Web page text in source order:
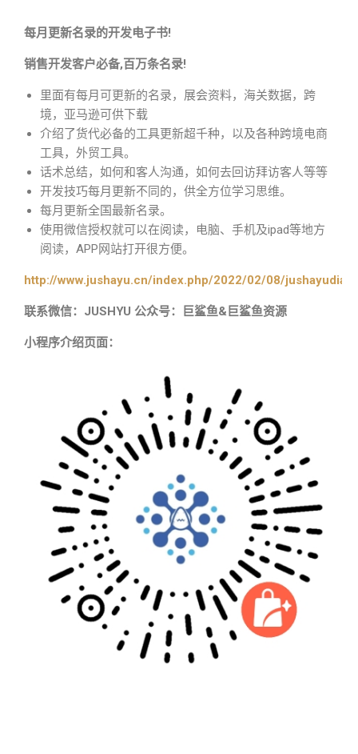
每月更新名录的开发电子书!
销售开发客户必备,百万条名录!
里面有每月可更新的名录，展会资料，海关数据，跨
境，亚马逊可供下载
介绍了货代必备的工具更新超千种，以及各种跨境电商
工具，外贸工具。
话术总结，如何和客人沟通，如何去回访拜访客人等等
开发技巧每月更新不同的，供全方位学习思维。
每月更新全国最新名录。
使用微信授权就可以在阅读，电脑、手机及ipad等地方
阅读，APP网站打开很方便。
http://www.jushayu.cn/index.php/2022/02/08/
联系微信：JUSHYU 公众号：巨鲨鱼&巨鲨鱼资源
小程序介绍页面：